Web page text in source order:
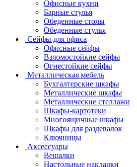
Офисные кухни
Барные стулья
Обеденные столы
Обеденные стулья
Сейфы для офиса
Офисные сейфы
Взломостойкие сейфы
Огнестойкие сейфы
Металлическая мебель
Бухгалтерские шкафы
Металлические шкафы
Металлические стеллажи
Шкафы-картотеки
Многоящичные шкафы
Шкафы для раздевалок
Ключницы
Аксессуары
Вешалки
Настольные накладки